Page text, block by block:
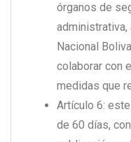
órganos de
administrativa,
Nacional
colaborar con
medidas que
Artículo 6:
de 60 días,